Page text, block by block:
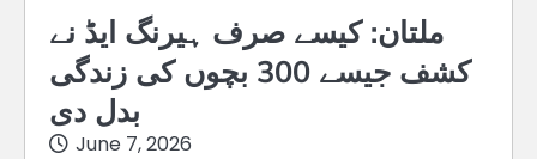
ملتان: کیسے صرف ہیرنگ ایڈ نے
کشف جیسے 300 بچوں کی زندگی
بدل دی
June 7, 2026